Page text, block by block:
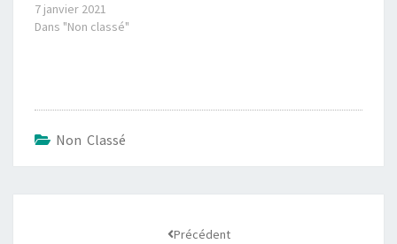
7 janvier 2021
Dans "Non classé"
Non Classé
Précédent